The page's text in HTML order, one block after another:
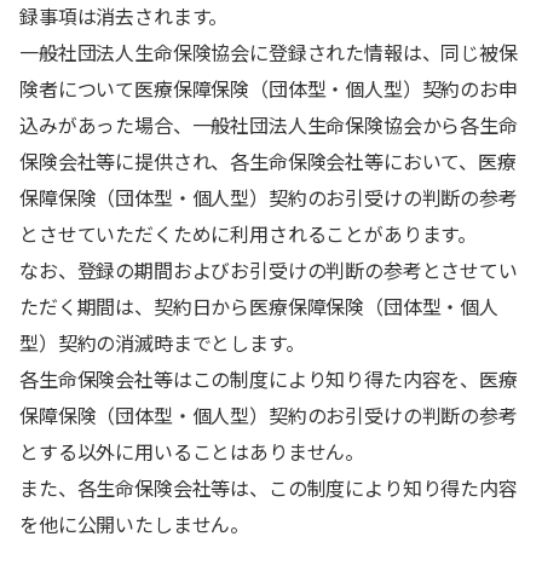
録事項は消去されます。
一般社団法人生命保険協会に登録された情報は、同じ被保
険者について医療保障保険（団体型・個人型）契約のお申
込みがあった場合、一般社団法人生命保険協会から各生命
保険会社等に提供され、各生命保険会社等において、医療
保障保険（団体型・個人型）契約のお引受けの判断の参考
とさせていただくために利用されることがあります。
なお、登録の期間およびお引受けの判断の参考とさせてい
ただく期間は、契約日から医療保障保険（団体型・個人
型）契約の消滅時までとします。
各生命保険会社等はこの制度により知り得た内容を、医療
保障保険（団体型・個人型）契約のお引受けの判断の参考
とする以外に用いることはありません。
また、各生命保険会社等は、この制度により知り得た内容
を他に公開いたしません。